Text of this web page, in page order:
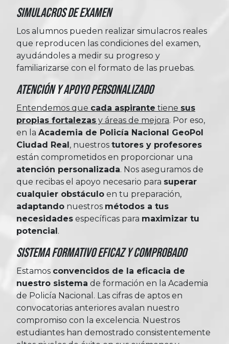
Simulacros de Examen
Los alumnos pueden realizar simulacros reales
que reproducen las condiciones del examen,
ayudándoles a medir su progreso y
familiarizarse con el formato de las pruebas.
Atención y Apoyo Personalizado
Entendemos que cada aspirante tiene sus
propias fortalezas y áreas de mejora. Por eso,
en la Academia de Policía Nacional GeoPol
Ciudad Real , nuestros tutores y profesores
están comprometidos en proporcionar una
atención personalizada. Nos aseguramos de
que recibas el apoyo necesario para superar
cualquier obstáculo en tu preparación,
adaptando nuestros métodos a tus
necesidades específicas para maximizar tu
potencial .
Sistema Formativo Eficaz y Comprobado
Estamos convencidos de la eficacia de
nuestro sistema de formación en la Academia
de Policía Nacional. Las cifras de aptos en
convocatorias anteriores avalan nuestro
compromiso con la excelencia. Nuestros
estudiantes han demostrado consistentemente